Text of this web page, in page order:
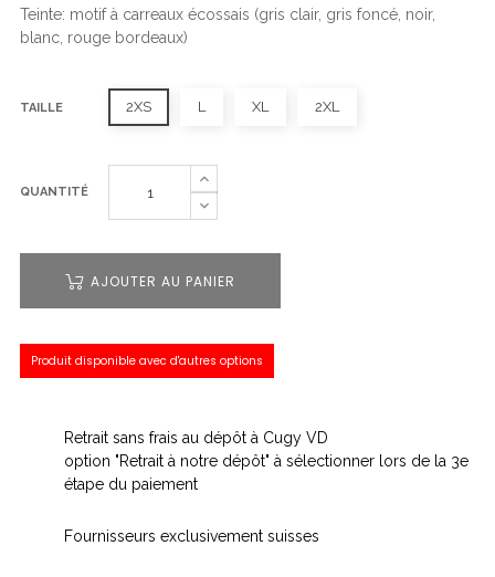
Teinte: motif à carreaux écossais (gris clair, gris foncé, noir,
blanc, rouge bordeaux)
TAILLE 2XS L XL 2XL
QUANTITÉ
AJOUTER AU PANIER
Produit disponible avec d'autres options
Retrait sans frais au dépôt à Cugy VD
option "Retrait à notre dépôt" à sélectionner lors de la 3e
étape du paiement
Fournisseurs exclusivement suisses